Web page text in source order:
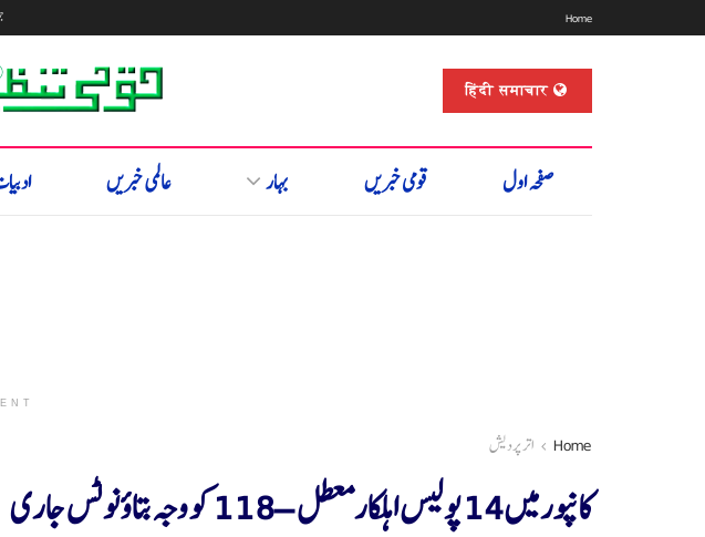
Home
हिंदी समाचार
صفحہ اول قومی خبریں بہار عالمی خبریں
Home اتر پردیش
کانپورمیں 14 پولیس اہلکارمعطل – 118 کو وجہ بتاؤ نوٹس جاری